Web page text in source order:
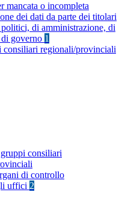
mancata o incompleta
dei dati da parte dei titolari
di amministrazione, di
governo 1
consiliari regionali/provinciali
consiliari
di controllo
uffici 2